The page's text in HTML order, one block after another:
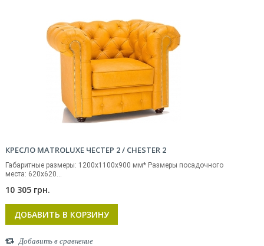
КРЕСЛО MATROLUXE ЧЕСТЕР 2 / CHESTER 2
Габаритные размеры: 1200х1100х900 мм* Размеры посадочного
места: 620х620...
10 305 грн.
ДОБАВИТЬ В КОРЗИНУ
Добавить в сравнение